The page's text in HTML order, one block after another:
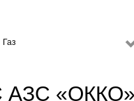
Газ
АЗС